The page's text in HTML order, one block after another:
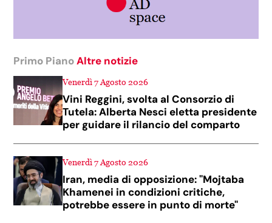
Primo PianoAltre notizie
Venerdì 7 Agosto 2026
Vini Reggini, svolta al Consorzio di
Tutela: Alberta Nesci eletta presidente
per guidare il rilancio del comparto
Venerdì 7 Agosto 2026
Iran, media di opposizione: "Mojtaba
Khamenei in condizioni critiche,
potrebbe essere in punto di morte"